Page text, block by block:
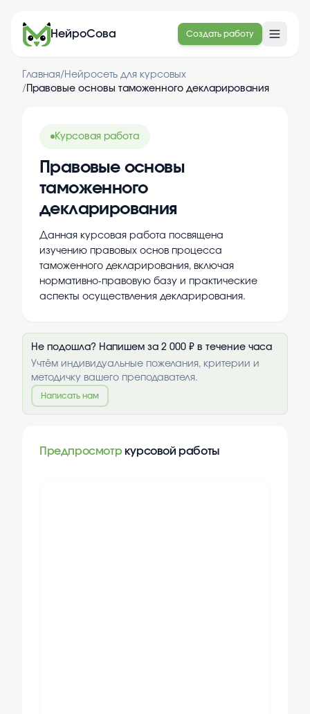
НейроСова Создать работу
Главная/ Нейросеть для курсовых
/ Правовые основы таможенного декларирования
Курсовая работа
Правовые основы
таможенного
декларирования
Данная курсовая работа посвящена
изучению правовых основ процесса
таможенного декларирования, включая
нормативно-правовую базу и практические
аспекты осуществления декларирования.
Не подошла? Напишем за 2 000 ₽ в течение часа
Учтём индивидуальные пожелания, критерии и
методичку вашего преподавателя.
Написать нам
Предпросмотр курсовой работы